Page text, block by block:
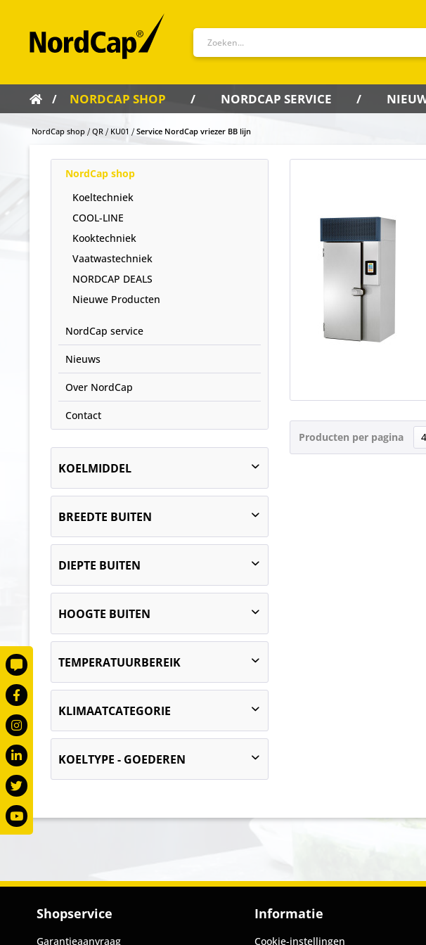
NORDCAP SHOP NORDCAP SERVICE
NordCap shop QR KU01 Service NordCap vriezer BB lijn
NordCap shop
Koeltechniek
COOL-LINE
Kooktechniek
Vaatwastechniek
NORDCAP DEALS
Nieuwe Producten
NordCap service
Nieuws
Over NordCap
Contact
KOELMIDDEL
BREEDTE BUITEN
DIEPTE BUITEN
HOOGTE BUITEN
TEMPERATUURBEREIK
OT en 40 % VK,Blast bevriezen: 90 tot
-18 °C bij 40 °C OT en 40 % VK
KLIMAATCATEGORIE
KOELTYPE - GOEDEREN
Producten per pagina
Shopservice
Garantieaanvraag
Informatie
Cookie-instellingen